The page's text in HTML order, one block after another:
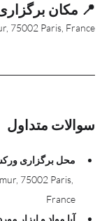
📍 مکان
75002 Paris, France
سوالات متداول
محل برگزاری
75002 Paris,
France
آیا مواد و ابزار